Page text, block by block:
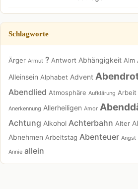
Schlagworte
Ärger Armut ? Antwort Abhängigkeit Alm
Alleinsein Alphabet Advent
Abendlied Atmosphäre Aufklärung Arbeit
Anerkennung Allerheiligen Amor
Achtung Alkohol Achterbahn Alter
Abnehmen Arbeitstag Abenteuer Angst
Annie allein